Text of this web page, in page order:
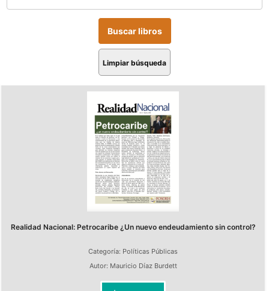
Limpiar búsqueda
Realidad Nacional: Petrocaribe ¿Un nuevo endeudamiento sin control?
Categoría: Políticas Públicas
Autor: Mauricio Díaz Burdett